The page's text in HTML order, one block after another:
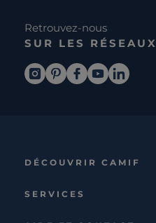
Retrouvez-nous
SUR LES RÉSEAUX
DÉCOUVRIR CAMIF
SERVICES